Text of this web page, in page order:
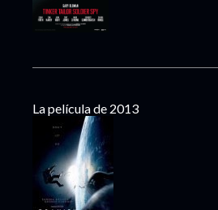
La película de 2013